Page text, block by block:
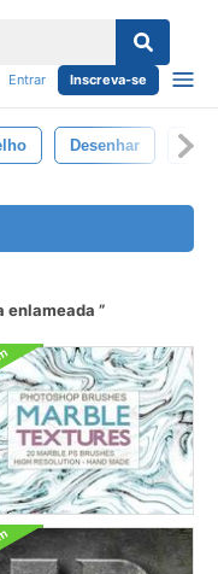
Entrar Inscreva-se
Desenhar
enlameada